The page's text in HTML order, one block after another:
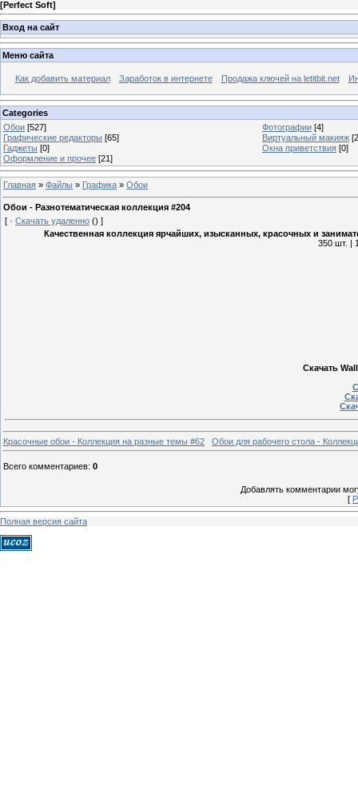
[Perfect Soft]
Вход на сайт
Меню сайта
Как добавить материал Заработок в интернете Продажа ключей на letitbit.net
Categories
Обои [527] Фотографии [4]
Графические редакторы [65] Виртуальный макияж
Гаджеты [0] Окна приветствия [0]
Оформление и прочее [21]
Главная » Файлы » Графика » Обои
Обои - Разнотематическая коллекция #204
[ · Скачать удаленно () ]
Качественная коллекция ярчайших, изысканных, красочных и
350 шт. |
Скачать
Красочные обои - Коллекция на разные темы #62 Обои для рабочего стола -
Всего комментариев: 0
Добавлять комментарии
[
Полная версия сайта